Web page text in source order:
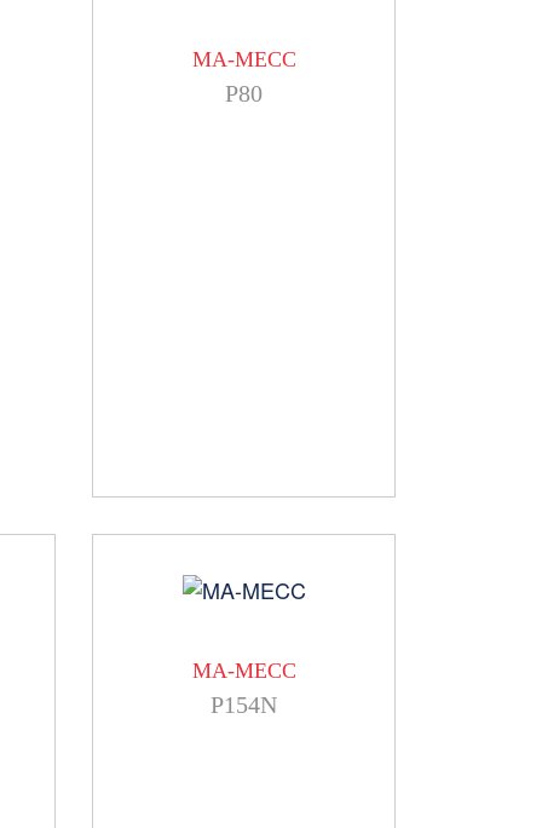
MA-MECC
P80
MA-MECC
P154N